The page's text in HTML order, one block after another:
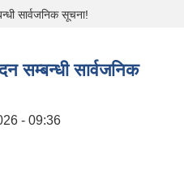
सार्वजनिक सूचना!
सम्बन्धी सार्वजनिक
- 09:36